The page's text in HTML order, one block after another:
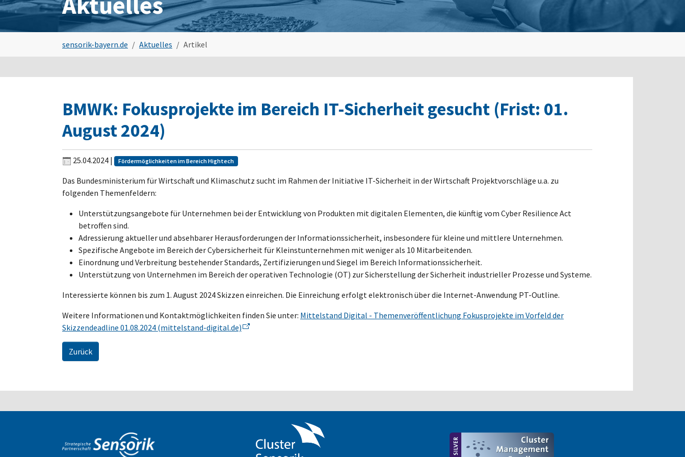
sensorik-bayern.de Aktuelles Artikel
BMWK: Fokusprojekte im Bereich IT-Sicherheit gesucht (Frist: 01.
August 2024)
25.04.2024 | Fördermöglichkeiten im Bereich Hightech
Das Bundesministerium für Wirtschaft und Klimaschutz sucht im Rahmen der Initiative IT-Sicherheit in der Wirtschaft Projektvorschläge u.a. zu
folgenden Themenfeldern:
Unterstützungsangebote für Unternehmen bei der Entwicklung von Produkten mit digitalen Elementen, die künftig vom Cyber Resilience Act
betroffen sind.
Adressierung aktueller und absehbarer Herausforderungen der Informationssicherheit, insbesondere für kleine und mittlere Unternehmen.
Spezifische Angebote im Bereich der Cybersicherheit für Kleinstunternehmen mit weniger als 10 Mitarbeitenden.
Einordnung und Verbreitung bestehender Standards, Zertifizierungen und Siegel im Bereich Informationssicherheit.
Unterstützung von Unternehmen im Bereich der operativen Technologie (OT) zur Sicherstellung der Sicherheit industrieller Prozesse und Systeme.
Interessierte können bis zum 1. August 2024 Skizzen einreichen. Die Einreichung erfolgt elektronisch über die Internet-Anwendung PT-Outline.
Weitere Informationen und Kontaktmöglichkeiten finden Sie unter: Mittelstand Digital - Themenveröffentlichung Fokusprojekte im Vorfeld der
Skizzendeadline 01.08.2024 (mittelstand-digital.de)
Zurück